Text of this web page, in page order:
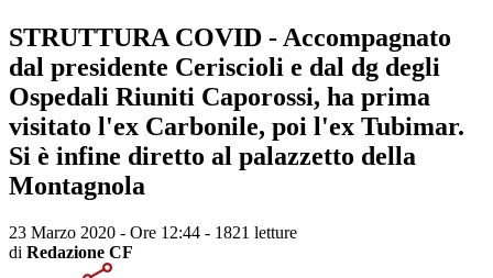
STRUTTURA COVID - Accompagnato
dal presidente Ceriscioli e dal dg degli
Ospedali Riuniti Caporossi, ha prima
visitato l'ex Carbonile, poi l'ex Tubimar.
Si è infine diretto al palazzetto della
Montagnola
23 Marzo 2020 - Ore 12:44 - 1821 letture
di Redazione CF